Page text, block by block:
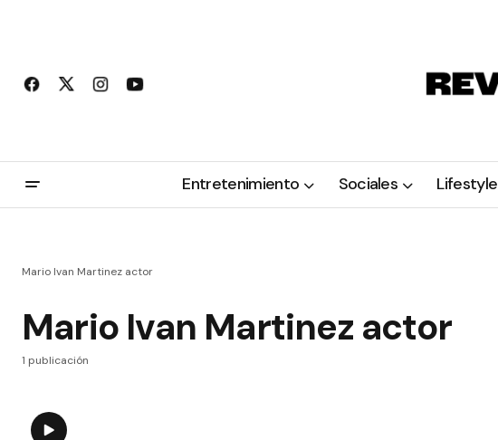
Entretenimiento Sociales Lifestyle
Mario Ivan Martinez actor
Mario Ivan Martinez actor
1 publicación